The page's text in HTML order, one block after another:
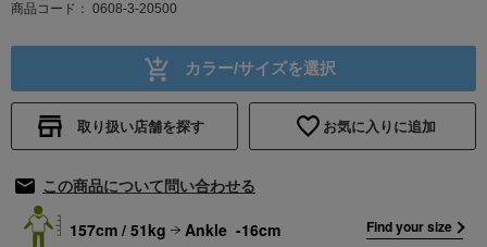
商品コード 0608-3-20500
カラー/サイズを選択
取り扱い店舗を探す お気に入りに追加
この商品について問い合わせる
157cm / 51kg Ankle -16cm Find your size